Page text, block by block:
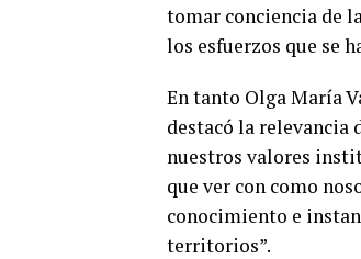
tomar conciencia de
los esfuerzos que se
En tanto Olga María
destacó la relevancia
nuestros valores
que ver con como
conocimiento e
territorios”.